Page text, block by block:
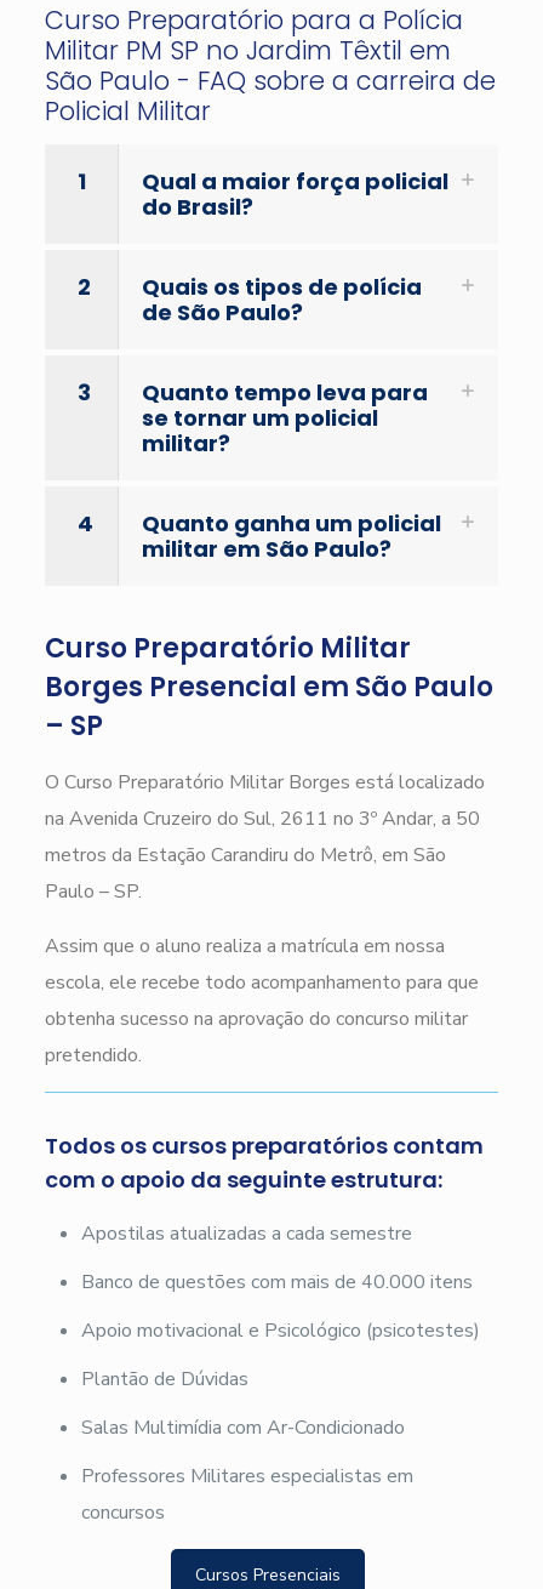
Curso Preparatório para a Polícia
Militar PM SP no Jardim Têxtil em
São Paulo - FAQ sobre a carreira de
Policial Militar
1
Qual a maior força policial
do Brasil?
2
Quais os tipos de polícia
de São Paulo?
3
Quanto tempo leva para
se tornar um policial
militar?
4
Quanto ganha um policial
militar em São Paulo?
Curso Preparatório Militar
Borges Presencial em São Paulo
– SP
O Curso Preparatório Militar Borges está localizado
na Avenida Cruzeiro do Sul, 2611 no 3º Andar, a 50
metros da Estação Carandiru do Metrô, em São
Paulo – SP.
Assim que o aluno realiza a matrícula em nossa
escola, ele recebe todo acompanhamento para que
obtenha sucesso na aprovação do concurso militar
pretendido.
Todos os cursos preparatórios contam
com o apoio da seguinte estrutura:
Apostilas atualizadas a cada semestre
Banco de questões com mais de 40.000 itens
Apoio motivacional e Psicológico (psicotestes)
Plantão de Dúvidas
Salas Multimídia com Ar-Condicionado
Professores Militares especialistas em
concursos
Cursos Presenciais